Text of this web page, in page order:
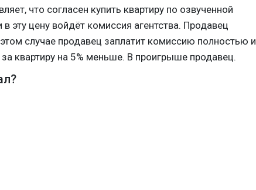
что согласен купить квартиру по озвученной
в эту цену войдёт комиссия агентства. Продавец
случае продавец заплатит комиссию полностью и
за квартиру на 5% меньше. В проигрыше продавец.